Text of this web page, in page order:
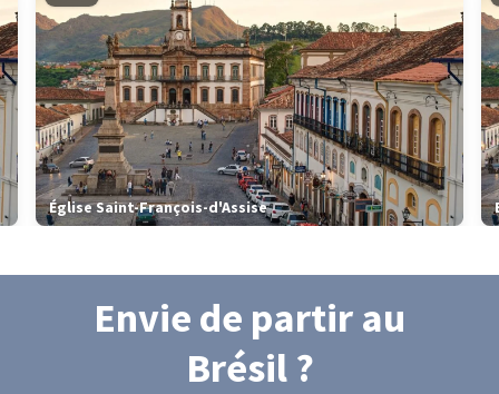
Église Saint-François-d'Assise
Envie de partir au
Brésil?